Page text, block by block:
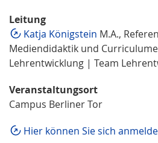
Leitung
Katja Königstein M.A.,
Mediendidaktik und
Lehrentwicklung | Team
Veranstaltungsort
Campus Berliner Tor
Hier können Sie sich